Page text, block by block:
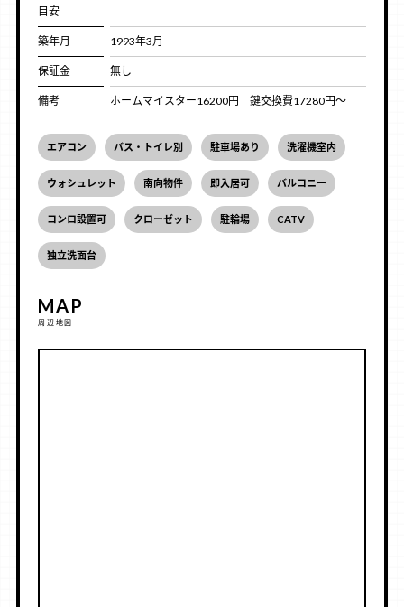
目安
築年月 1993年3月
保証金 無し
備考 ホームマイスター16200円 鍵交換費17280円～
エアコン バス・トイレ別 駐車場あり 洗濯機室内
ウォシュレット 南向物件 即入居可 バルコニー
コンロ設置可 クローゼット 駐輪場 CATV
独立洗面台
MAP
周辺地図